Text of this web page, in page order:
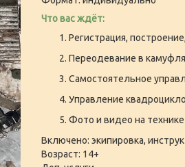
Что вас ждёт:
Регистрация,
Переодевание в
Самостоятельное
Управление
Фото и видео на технике
Включено: экипировка,
Возраст: 14+